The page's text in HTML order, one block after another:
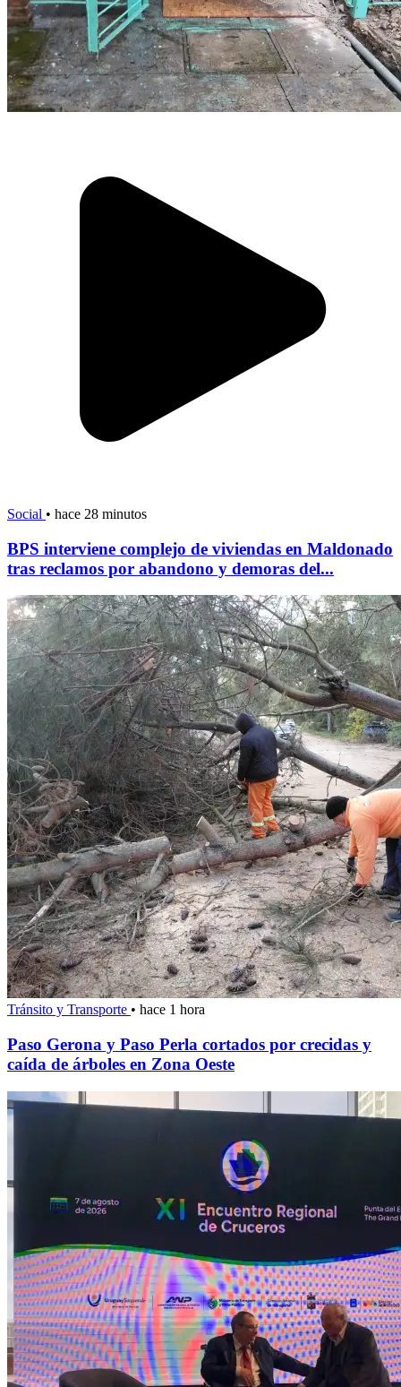
Social • hace 28 minutos
BPS interviene complejo de viviendas en Maldonado
tras reclamos por abandono y demoras del...
Tránsito y Transporte • hace 1 hora
Paso Gerona y Paso Perla cortados por crecidas y
caída de árboles en Zona Oeste